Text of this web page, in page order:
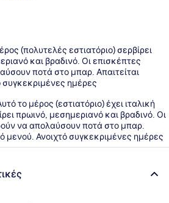
(πολυτελές εστιατόριο) σερβίρει
και βραδινό. Οι επισκέπτες
ποτά στο μπαρ. Απαιτείται
συγκεκριμένες ημέρες
το μέρος (εστιατόριο) έχει ιταλική
πρωινό, μεσημεριανό και βραδινό. Οι
να απολαύσουν ποτά στο μπαρ.
μενού. Ανοιχτό συγκεκριμένες ημέρες